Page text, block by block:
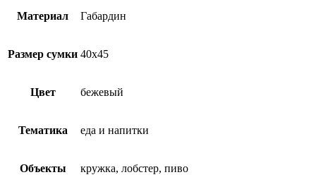
Материал Габардин
Размер сумки 40х45
Цвет бежевый
Тематика еда и напитки
Объекты кружка, лобстер, пиво